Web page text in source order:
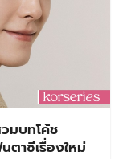
มบทโค้ช
ตาซีเรื่องใหม่